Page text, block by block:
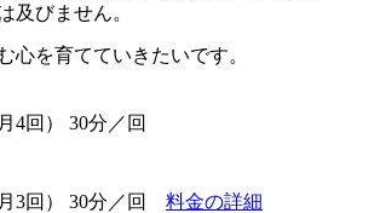
及びません。
心を育てていきたいです。
4回） 30分／回
3回） 30分／回 料金の詳細